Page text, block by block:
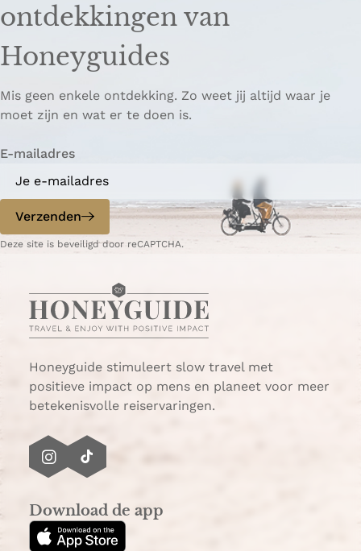
e
e
a
g
n
p
W
h
s
A
p
e
e
p
a
g
p
e
-
i
l
o
p
i
r
e
ontdekkingen van
Honeyguides
Mis geen enkele ontdekking. Zo weet jij altijd waar je
moet zijn en wat er te doen is.
E-mailadres
Verzenden
Deze site is beveiligd door reCAPTCHA.
Honeyguide stimuleert slow travel met
positieve impact op mens en planeet voor meer
betekenisvolle reiservaringen.
I
t
a
T
T
o
Download de app